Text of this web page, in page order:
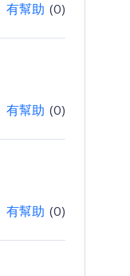
有幫助 (0)
有幫助 (0)
有幫助 (0)